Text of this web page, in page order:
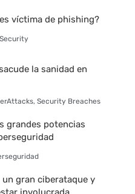
víctima de phishing?
la sanidad en
,Security Breaches
grandes potencias
gran ciberataque y